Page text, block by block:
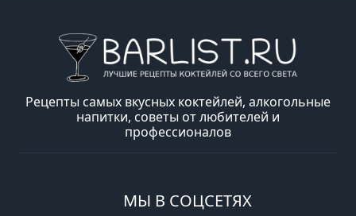
Рецепты самых вкусных коктейлей, алкогольные
напитки, советы от любителей и
профессионалов
МЫ В СОЦСЕТЯХ